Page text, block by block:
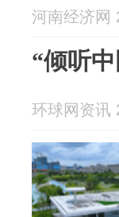
河南经济网
“倾听
环球网资讯